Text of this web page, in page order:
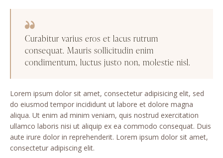
Curabitur varius eros et lacus rutrum
consequat. Mauris sollicitudin enim
condimentum, luctus justo non, molestie nisl.
Lorem ipsum dolor sit amet, consectetur adipisicing elit, sed
do eiusmod tempor incididunt ut labore et dolore magna
aliqua. Ut enim ad minim veniam, quis nostrud exercitation
ullamco laboris nisi ut aliquip ex ea commodo consequat. Duis
aute irure dolor in reprehenderit. Lorem ipsum dolor sit amet,
consectetur adipiscing elit.